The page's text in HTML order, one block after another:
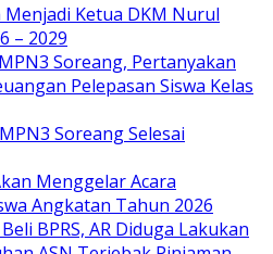
Ketua DKM Nurul
– 2029
Soreang, Pertanyakan
Pelepasan Siswa Kelas
Soreang Selesai
Menggelar Acara
Angkatan Tahun 2026
BPRS, AR Diduga Lakukan